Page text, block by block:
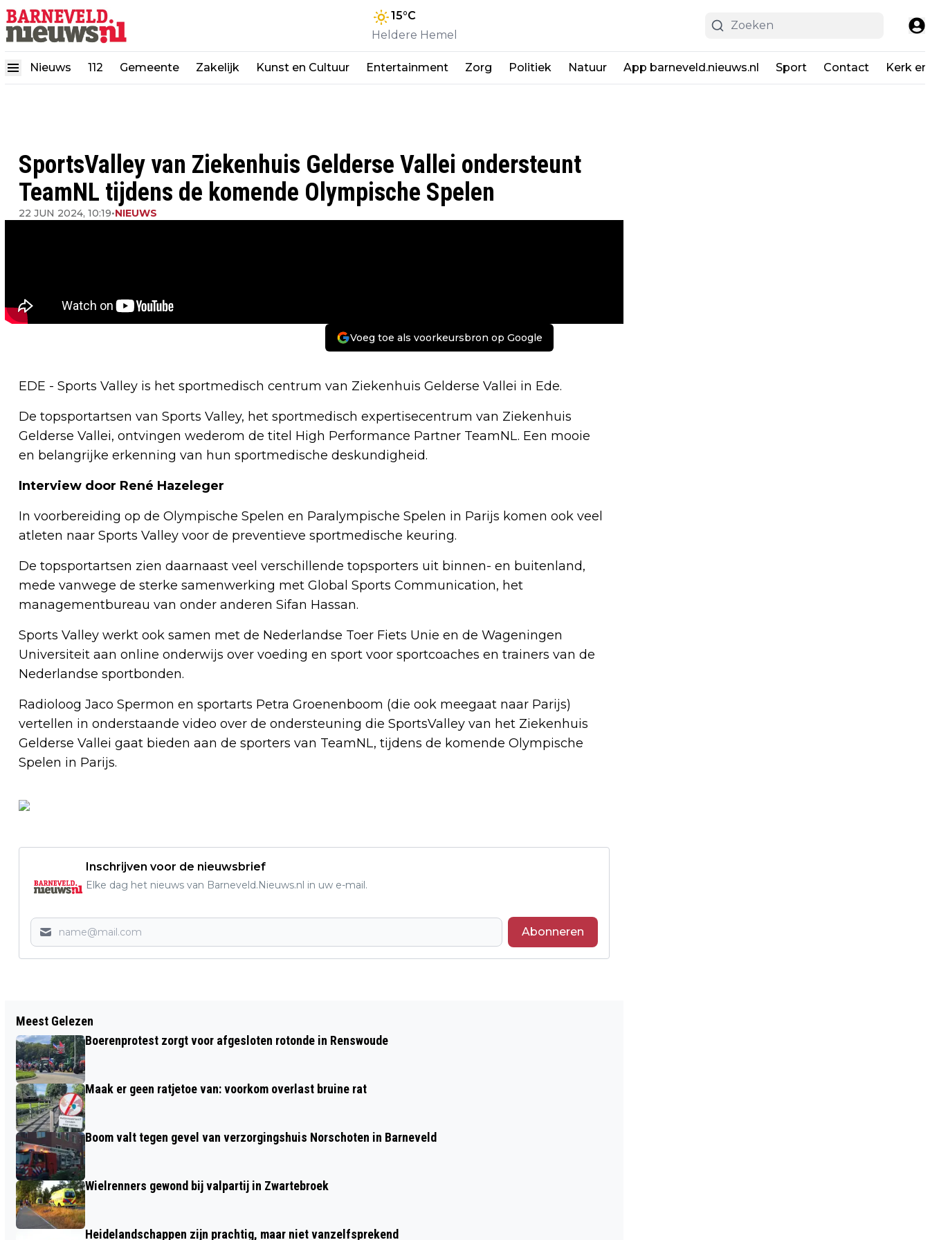
15°C
Heldere Hemel
Nieuws 112 Gemeente Zakelijk Kunst en Cultuur Entertainment Zorg Politiek Natuur App barneveld.nieuws.nl Sport Contact Kerk
SportsValley van Ziekenhuis Gelderse Vallei ondersteunt
TeamNL tijdens de komende Olympische Spelen
22 JUN 2024, 10:19•NIEUWS
Voeg toe als voorkeursbron op Google
EDE - Sports Valley is het sportmedisch centrum van Ziekenhuis Gelderse Vallei in Ede.
De topsportartsen van Sports Valley, het sportmedisch expertisecentrum van Ziekenhuis
Gelderse Vallei, ontvingen wederom de titel High Performance Partner TeamNL. Een mooie
en belangrijke erkenning van hun sportmedische deskundigheid.
Interview door René Hazeleger
In voorbereiding op de Olympische Spelen en Paralympische Spelen in Parijs komen ook veel
atleten naar Sports Valley voor de preventieve sportmedische keuring.
De topsportartsen zien daarnaast veel verschillende topsporters uit binnen- en buitenland,
mede vanwege de sterke samenwerking met Global Sports Communication, het
managementbureau van onder anderen Sifan Hassan.
Sports Valley werkt ook samen met de Nederlandse Toer Fiets Unie en de Wageningen
Universiteit aan online onderwijs over voeding en sport voor sportcoaches en trainers van de
Nederlandse sportbonden.
Radioloog Jaco Spermon en sportarts Petra Groenenboom (die ook meegaat naar Parijs)
vertellen in onderstaande video over de ondersteuning die SportsValley van het Ziekenhuis
Gelderse Vallei gaat bieden aan de sporters van TeamNL, tijdens de komende Olympische
Spelen in Parijs.
Inschrijven voor de nieuwsbrief
Elke dag het nieuws van Barneveld.Nieuws.nl in uw e-mail.
Abonneren
COLLEGE VAN B&W BIEDT
JAARVERSLAGGEVING 2023 MET
POSITIEF SALDO AAN
BESTUURDER EN SCOOTERRIJDER IN
Meest Gelezen
Boerenprotest zorgt voor afgesloten rotonde in Renswoude
Maak er geen ratjetoe van: voorkom overlast bruine rat
Boom valt tegen gevel van verzorgingshuis Norschoten in Barneveld
Wielrenners gewond bij valpartij in Zwartebroek
Heidelandschappen zijn prachtig, maar niet vanzelfsprekend